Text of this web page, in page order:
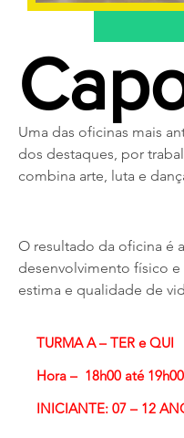
Uma das oficinas mais
dos destaques, por
combina arte, luta e
O resultado da oficina é
desenvolvimento físico
estima e qualidade de
TURMA A – TER e QUI
Hora – 18h00 até 19h00
INICIANTE: 07 – 12